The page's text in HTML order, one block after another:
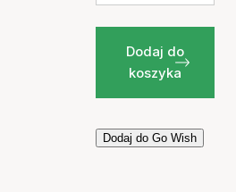
Dodaj do
koszyka
Dodaj do Go Wish